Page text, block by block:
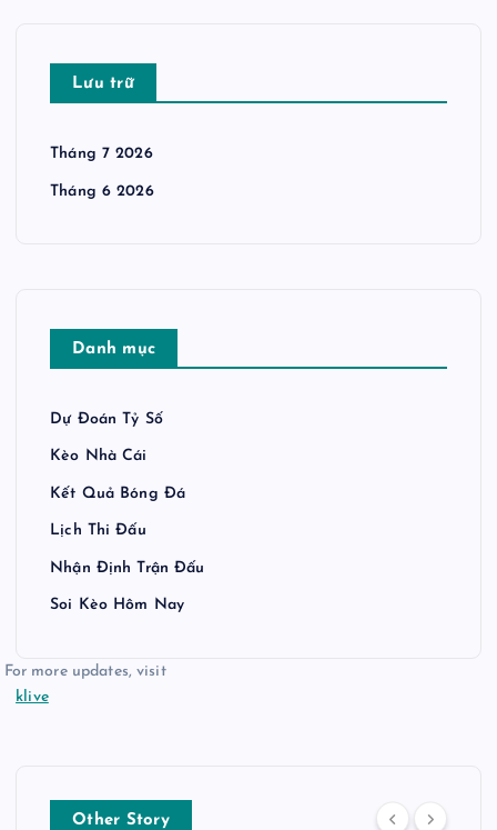
Lưu trữ
Tháng 7 2026
Tháng 6 2026
Danh mục
Dự Đoán Tỷ Số
Kèo Nhà Cái
Kết Quả Bóng Đá
Lịch Thi Đấu
Nhận Định Trận Đấu
Soi Kèo Hôm Nay
For more updates, visit
klive
Other Story